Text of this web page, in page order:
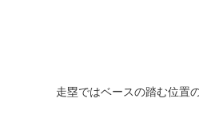
走塁ではベースの踏む位置